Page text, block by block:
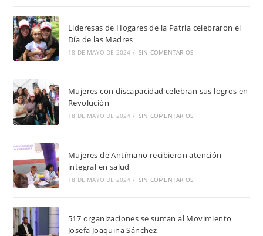
Lideresas de Hogares de la Patria celebraron el
Día de las Madres
18 DE MAYO DE 2024 / SIN COMENTARIOS
Mujeres con discapacidad celebran sus logros en
Revolución
18 DE MAYO DE 2024 / SIN COMENTARIOS
Mujeres de Antímano recibieron atención
integral en salud
18 DE MAYO DE 2024 / SIN COMENTARIOS
517 organizaciones se suman al Movimiento
Josefa Joaquina Sánchez